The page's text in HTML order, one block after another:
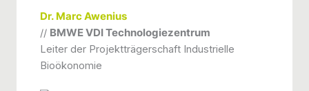
Dr. Marc Awenius
// BMWE VDI Technologiezentrum
Leiter der Projektträgerschaft Industrielle
Bioökonomie